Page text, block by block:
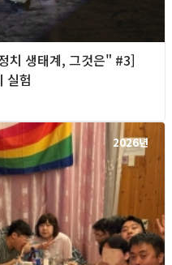
치 생태계, 그것은" #3]
실험
2026년